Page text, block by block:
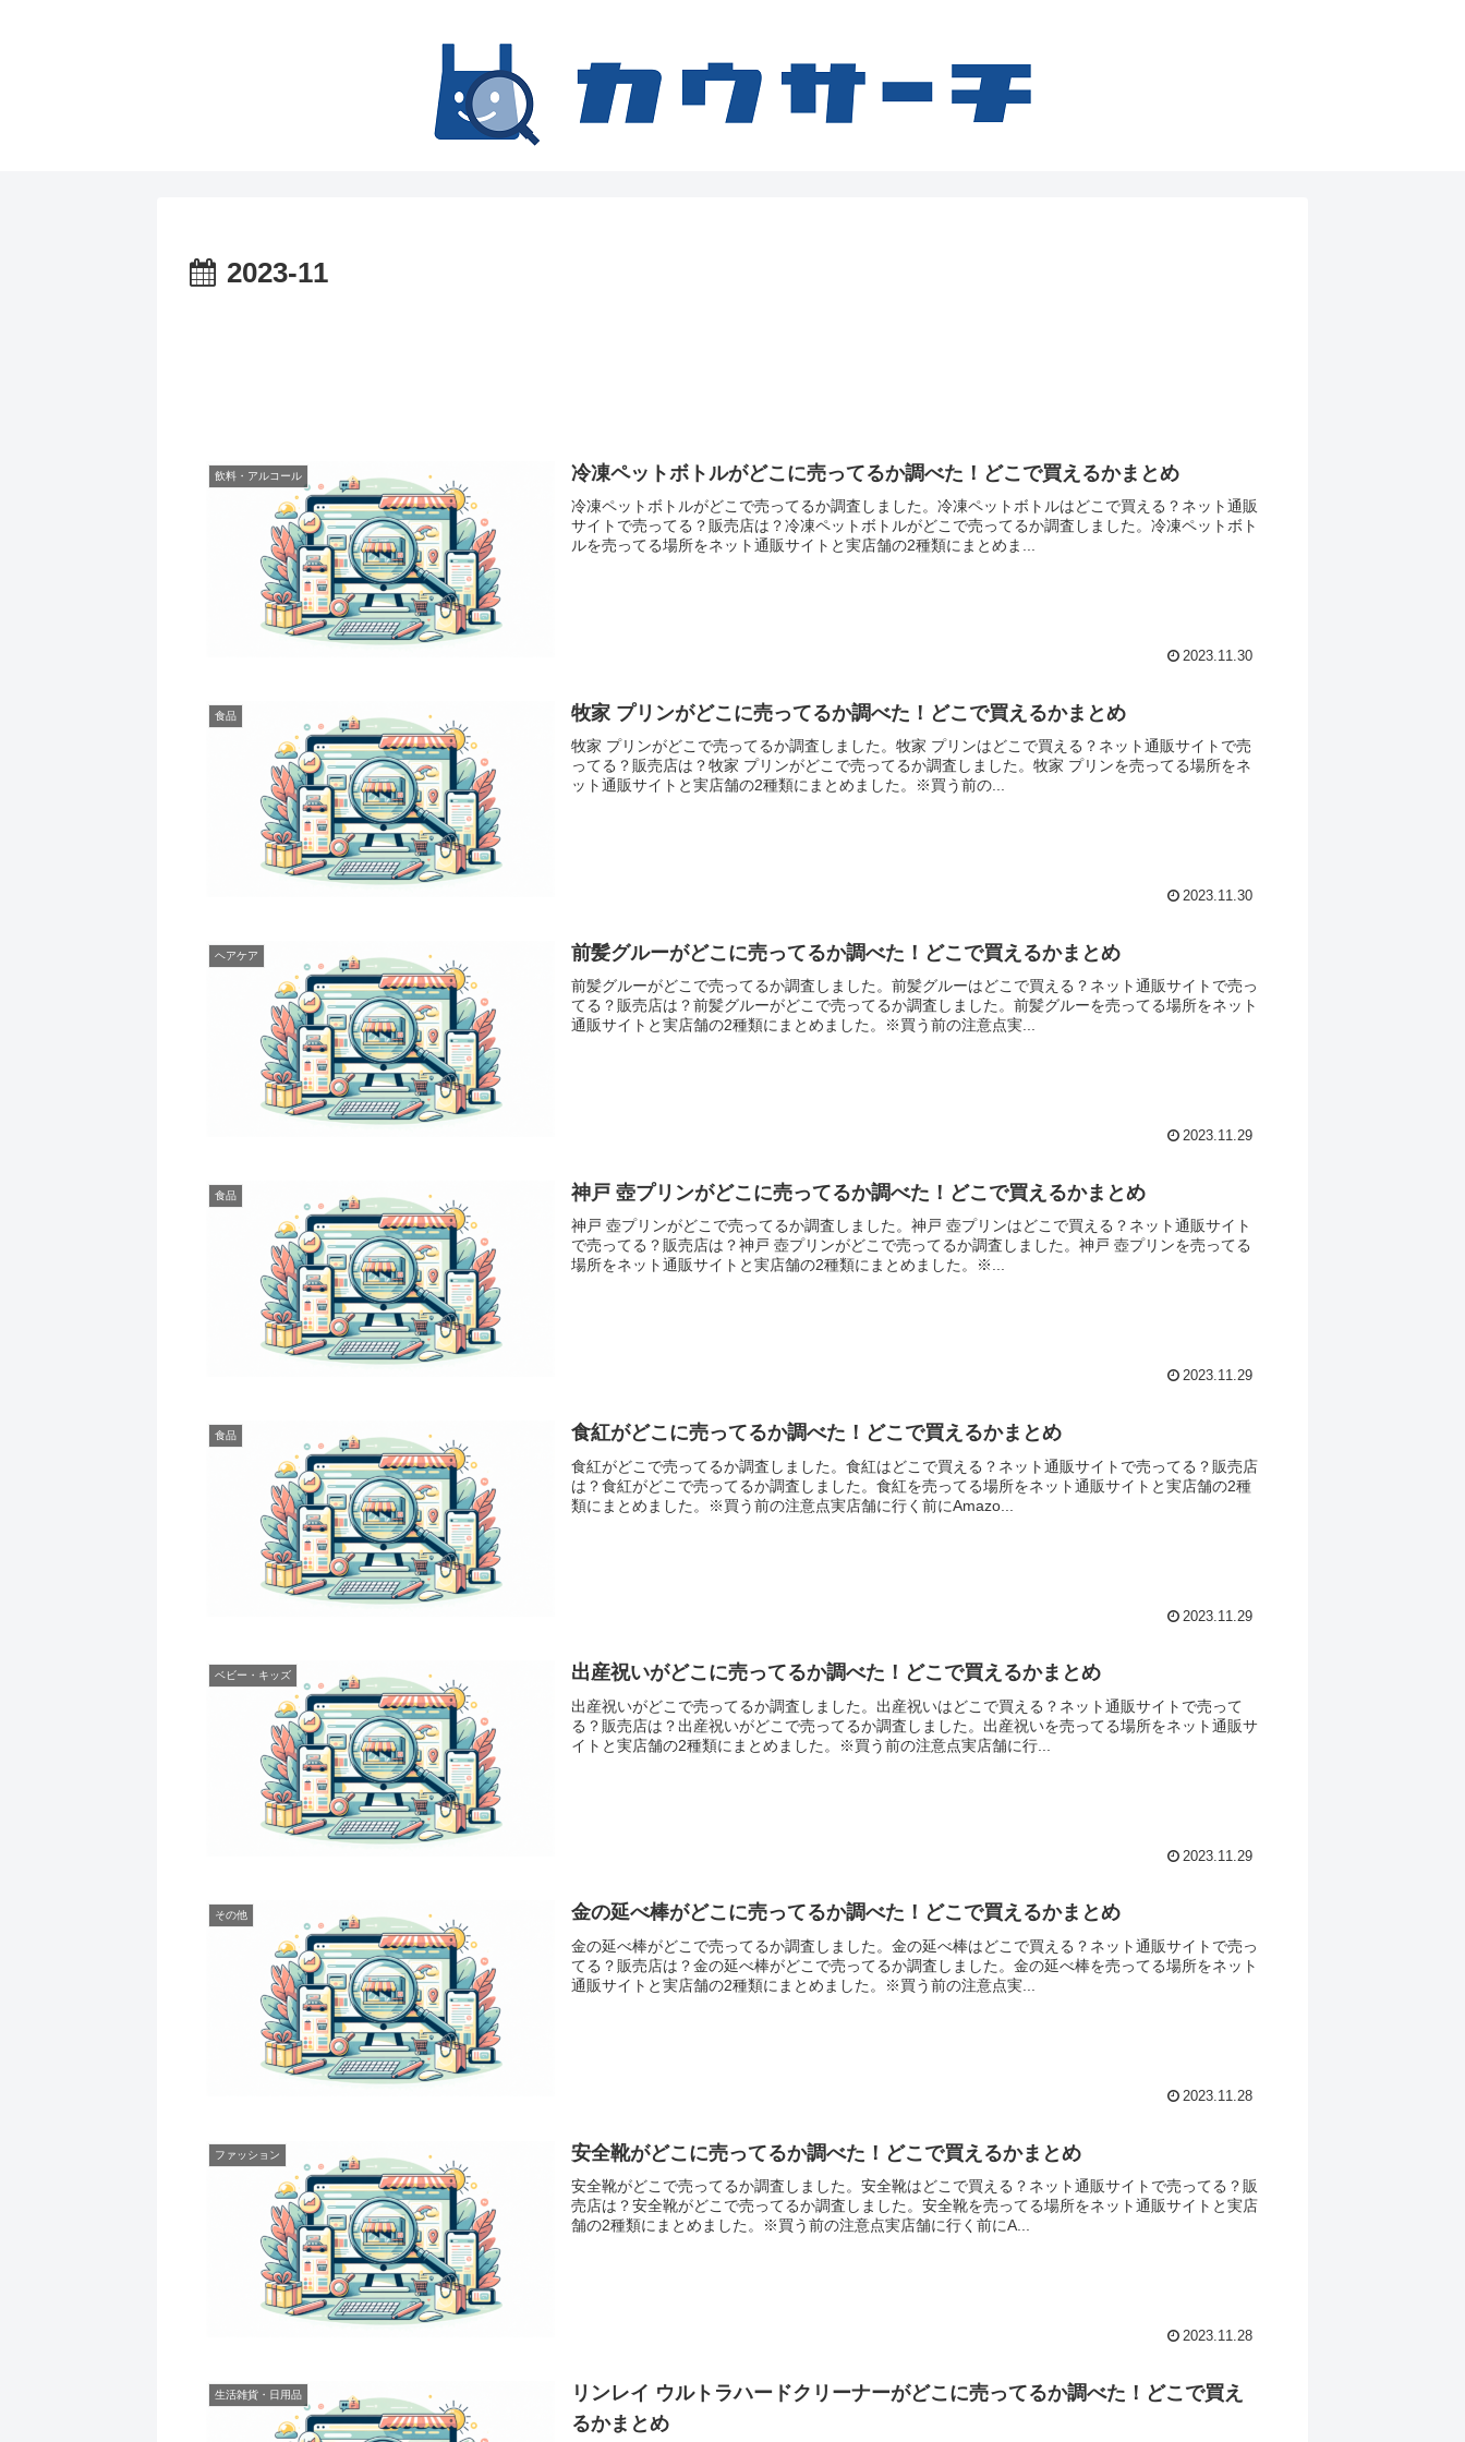
2023-11
飲料・アルコール 冷凍ペットボトルがどこに売ってるか調べた！どこで買えるかまとめ
冷凍ペットボトルがどこで売ってるか調査しました。冷凍ペットボトルはどこで買える？ネット通販
サイトで売ってる？販売店は？冷凍ペットボトルがどこで売ってるか調査しました。冷凍ペットボト
ルを売ってる場所をネット通販サイトと実店舗の2種類にまとめま...
2023.11.30
食品 牧家 プリンがどこに売ってるか調べた！どこで買えるかまとめ
牧家 プリンがどこで売ってるか調査しました。牧家 プリンはどこで買える？ネット通販サイトで売
ってる？販売店は？牧家 プリンがどこで売ってるか調査しました。牧家 プリンを売ってる場所をネ
ット通販サイトと実店舗の2種類にまとめました。※買う前の...
2023.11.30
ヘアケア 前髪グルーがどこに売ってるか調べた！どこで買えるかまとめ
前髪グルーがどこで売ってるか調査しました。前髪グルーはどこで買える？ネット通販サイトで売っ
てる？販売店は？前髪グルーがどこで売ってるか調査しました。前髪グルーを売ってる場所をネット
通販サイトと実店舗の2種類にまとめました。※買う前の注意点実...
2023.11.29
食品 神戸 壺プリンがどこに売ってるか調べた！どこで買えるかまとめ
神戸 壺プリンがどこで売ってるか調査しました。神戸 壺プリンはどこで買える？ネット通販サイト
で売ってる？販売店は？神戸 壺プリンがどこで売ってるか調査しました。神戸 壺プリンを売ってる
場所をネット通販サイトと実店舗の2種類にまとめました。※...
2023.11.29
食品 食紅がどこに売ってるか調べた！どこで買えるかまとめ
食紅がどこで売ってるか調査しました。食紅はどこで買える？ネット通販サイトで売ってる？販売店
は？食紅がどこで売ってるか調査しました。食紅を売ってる場所をネット通販サイトと実店舗の2種
類にまとめました。※買う前の注意点実店舗に行く前にAmazo...
2023.11.29
ベビー・キッズ 出産祝いがどこに売ってるか調べた！どこで買えるかまとめ
出産祝いがどこで売ってるか調査しました。出産祝いはどこで買える？ネット通販サイトで売って
る？販売店は？出産祝いがどこで売ってるか調査しました。出産祝いを売ってる場所をネット通販サ
イトと実店舗の2種類にまとめました。※買う前の注意点実店舗に行...
2023.11.29
その他 金の延べ棒がどこに売ってるか調べた！どこで買えるかまとめ
金の延べ棒がどこで売ってるか調査しました。金の延べ棒はどこで買える？ネット通販サイトで売っ
てる？販売店は？金の延べ棒がどこで売ってるか調査しました。金の延べ棒を売ってる場所をネット
通販サイトと実店舗の2種類にまとめました。※買う前の注意点実...
2023.11.28
ファッション 安全靴がどこに売ってるか調べた！どこで買えるかまとめ
安全靴がどこで売ってるか調査しました。安全靴はどこで買える？ネット通販サイトで売ってる？販
売店は？安全靴がどこで売ってるか調査しました。安全靴を売ってる場所をネット通販サイトと実店
舗の2種類にまとめました。※買う前の注意点実店舗に行く前にA...
2023.11.28
生活雑貨・日用品
リンレイ ウルトラハードクリーナーがどこに売ってるか調べた！どこで買え
るかまとめ